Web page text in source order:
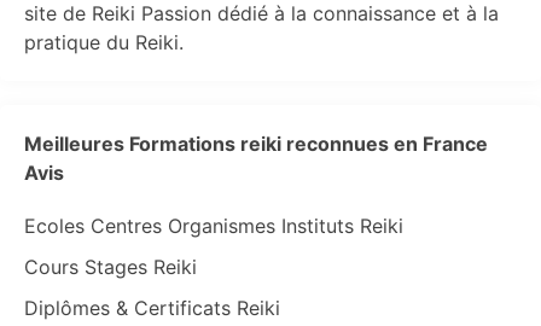
site de Reiki Passion dédié à la connaissance et à la
pratique du Reiki.
Meilleures Formations reiki reconnues en France
Avis
Ecoles Centres Organismes Instituts Reiki
Cours Stages Reiki
Diplômes & Certificats Reiki